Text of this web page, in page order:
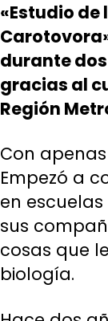
«Estudio
durante
gracias al
Región
Con
Empezó a
en
sus
cosas que
biología.